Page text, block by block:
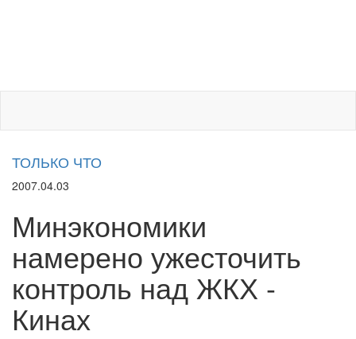
ТОЛЬКО ЧТО
2007.04.03
Минэкономики
намерено ужесточить
контроль над ЖКХ -
Кинах